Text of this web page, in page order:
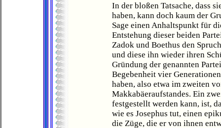
In der bloßen Tatsache, dass
haben, kann doch kaum der
Sage einen Anhaltspunkt für
Entstehung dieser beiden
Zadok und Boethus den
und diese ihn wieder ihren
Gründung der genannten
Begebenheit vier
haben, also etwa im zweiten
Makkabäeraufstandes. Ein
festgestellt werden kann, ist,
wie es Josephus tut, einen
die Züge, die er von ihnen